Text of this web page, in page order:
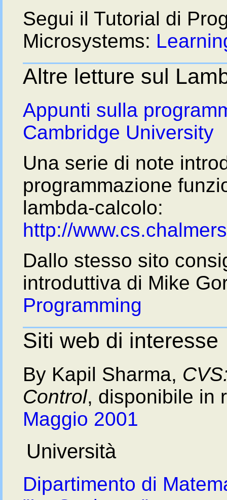
Segui il Tutorial di
Microsystems:
Altre letture sul
Appunti sulla
Cambridge University
Una serie di note
programmazione
lambda-calcolo:
http://
Dallo stesso sito
introduttiva di Mike
Programming
Siti web di interesse
By Kapil Sharma,
Control, disponibile in
Maggio 2001
Università
Dipartimento di